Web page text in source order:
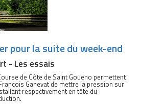
pour la suite du week-end
- Les essais
de Côte de Saint Gouëno permettent
Ganevat de mettre la pression sur
respectivement en tête du